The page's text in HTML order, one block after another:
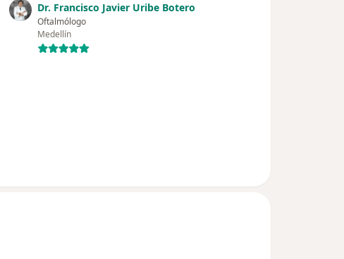
Dr. Francisco Javier Uribe Botero
Oftalmólogo
Medellín